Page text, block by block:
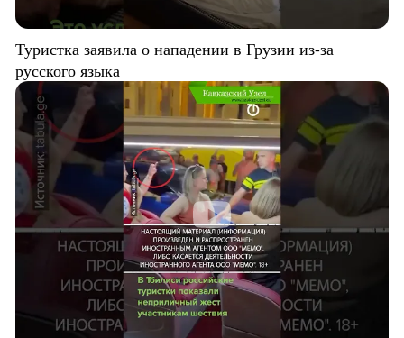
Туристка заявила о нападении в Грузии из-за
русского языка